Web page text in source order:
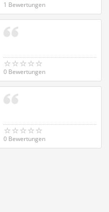
1 Bewertungen
0 Bewertungen
0 Bewertungen